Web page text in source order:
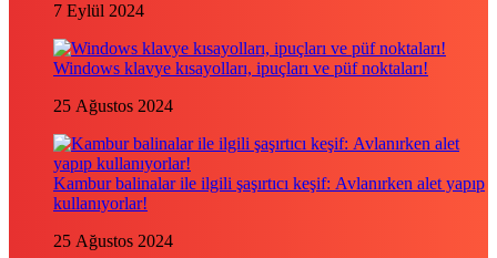
7 Eylül 2024
Windows klavye kısayolları, ipuçları ve püf noktaları!
25 Ağustos 2024
Kambur balinalar ile ilgili şaşırtıcı keşif: Avlanırken alet yapıp
kullanıyorlar!
25 Ağustos 2024